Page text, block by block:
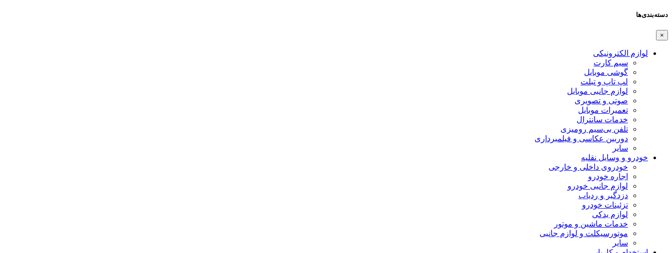
دسته‌بندی‌ها
×
لوازم الکترونیکی
سیم کارت
گوشی موبایل
لپ تاپ و تبلت
لوازم جانبی موبایل
صوتی و تصویری
تعمیرات موبایل
خدمات سانترال
تلفن بی‌سیم رومیزی
دوربین عکاسی و فیلمبرداری
سایر
خودرو و وسایل نقلیه
خودروی داخلی و خارجی
اجاره خودرو
لوازم جانبی خودرو
دزدگیر و ردیاب
تزئینات خودرو
لوازم یدکی
خدمات ماشین و موتور
موتورسیکلت و لوازم جانبی
سایر